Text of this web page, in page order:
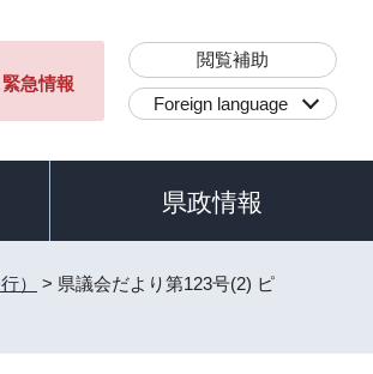
急情報
閲覧補助
Foreign language
県政情報
） > 県議会だより第123号(2) ピ